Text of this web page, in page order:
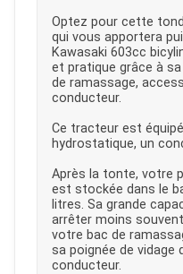
Optez pour cette
qui vous apportera
Kawasaki 603cc
et pratique grâce à
de ramassage,
conducteur.
Ce tracteur est
hydrostatique, un
Après la tonte, votre
est stockée dans le
litres. Sa grande
arrêter moins
votre bac de
sa poignée de vidage
conducteur.